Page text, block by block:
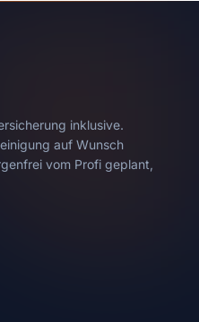
inklusive.
auf Wunsch
vom Profi geplant,